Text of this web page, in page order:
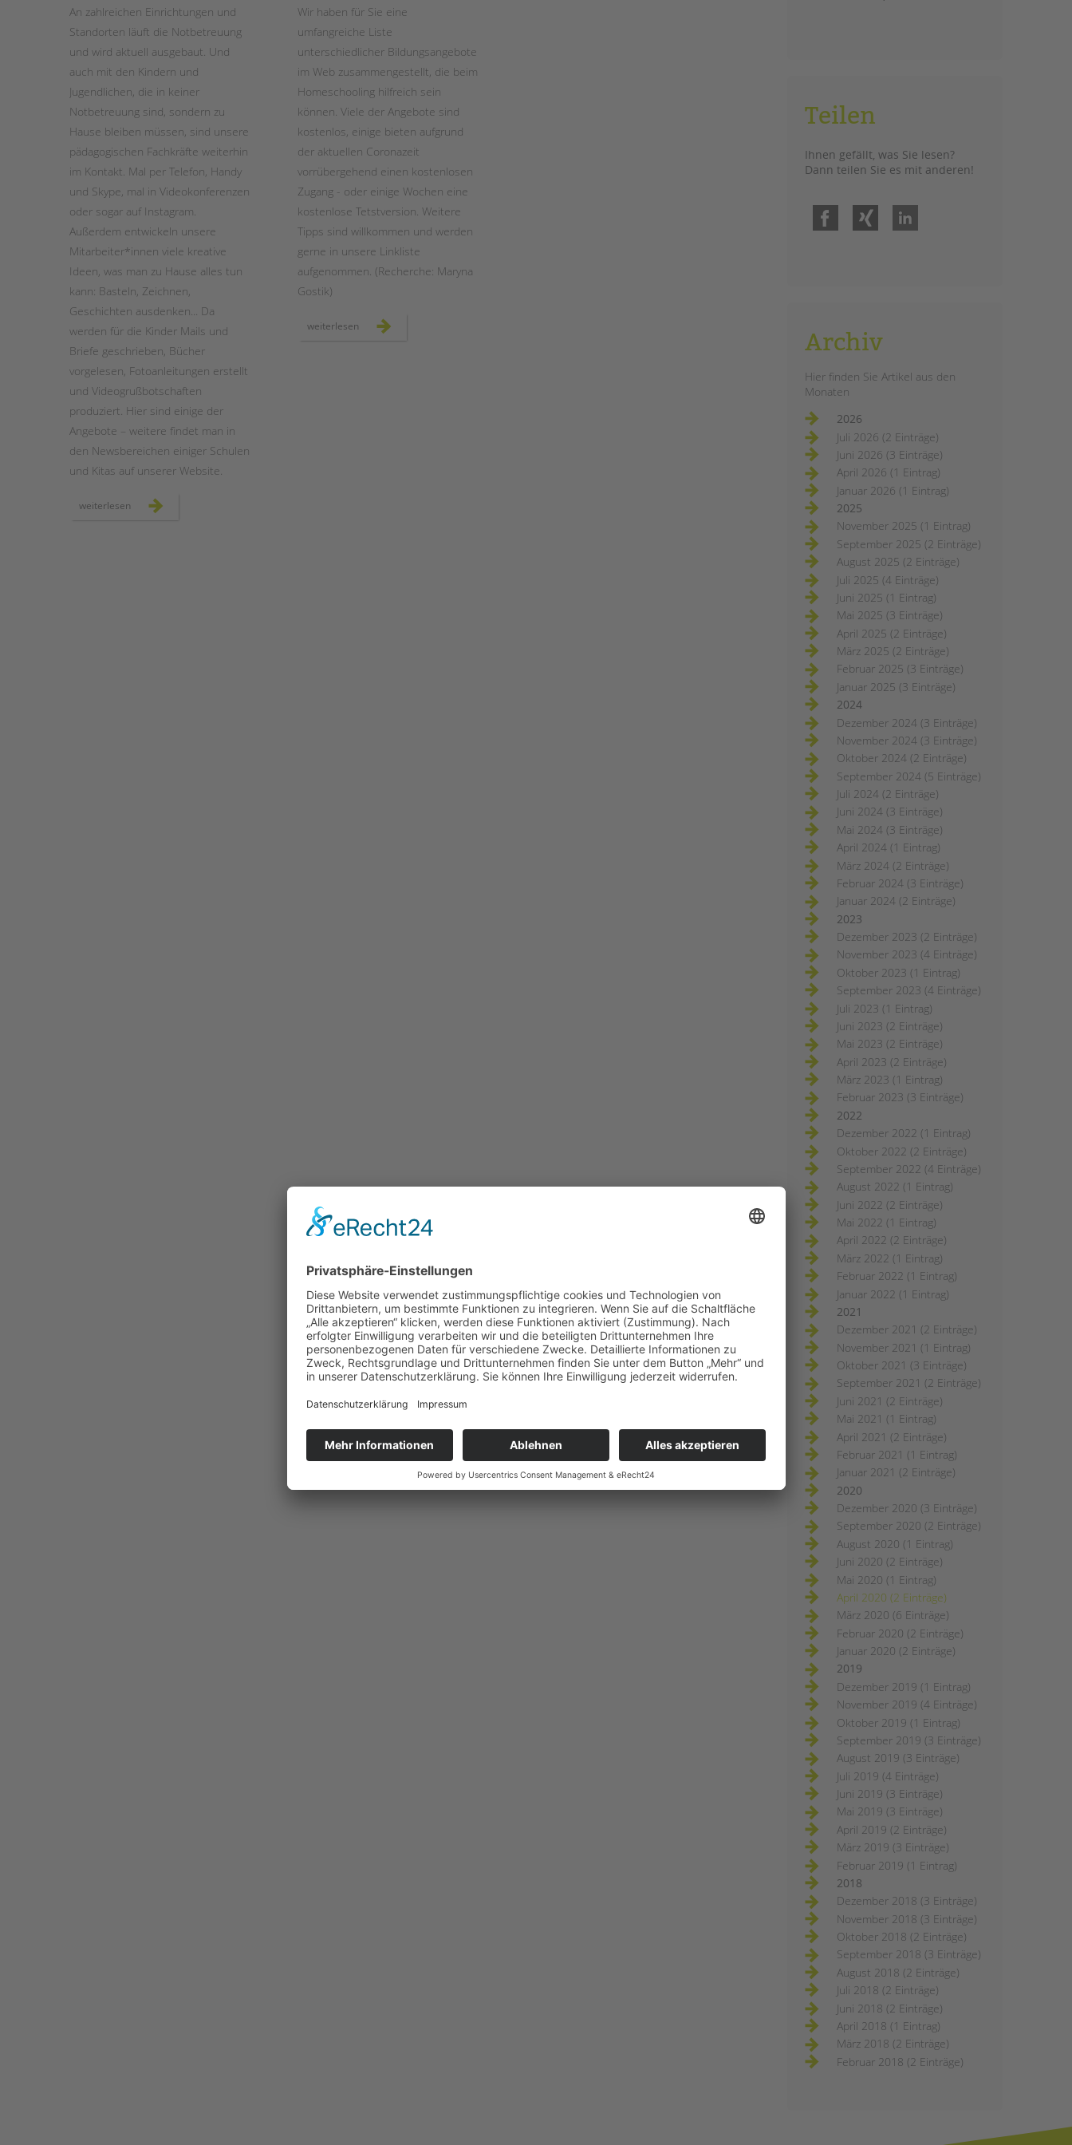
STADTTEILARBEIT
An zahlreichen Einrichtungen und
Standorten läuft die Notbetreuung
und wird aktuell ausgebaut. Und
auch mit den Kindern und
Jugendlichen, die in keiner
Notbetreuung sind, sondern zu
Hause bleiben müssen, sind unsere
pädagogischen Fachkräfte weiterhin
im Kontakt. Mal per Telefon, Handy
und Skype, mal in Videokonferenzen
oder sogar auf Instagram.
Außerdem entwickeln unsere
Mitarbeiter*innen viele kreative
Ideen, was man zu Hause alles tun
kann: Basteln, Zeichnen,
Geschichten ausdenken... Da
werden für die Kinder Mails und
Briefe geschrieben, Bücher
vorgelesen, Fotoanleitungen erstellt
und Videogrußbotschaften
produziert. Hier sind einige der
Angebote – weitere findet man in
den Newsbereichen einiger Schulen
und Kitas auf unserer Website.
weiterlesen
bleiben
Wir haben für Sie eine
umfangreiche Liste
unterschiedlicher Bildungsangebote
im Web zusammengestellt, die beim
Homeschooling hilfreich sein
können. Viele der Angebote sind
kostenlos, einige bieten aufgrund
der aktuellen Coronazeit
vorrübergehend einen kostenlosen
Zugang - oder einige Wochen eine
kostenlose Tetstversion. Weitere
Tipps sind willkommen und werden
gerne in unsere Linkliste
aufgenommen. (Recherche: Maryna
Gostik)
weiterlesen homeschooling?
linktipps
Teilen
Ihnen gefällt, was Sie lesen?
Dann teilen Sie es mit anderen!
Facebook
Archiv
Hier finden Sie Artikel aus den
Monaten
2026
Juli 2026 (2 Einträge)
Juni 2026 (3 Einträge)
April 2026 (1 Eintrag)
Januar 2026 (1 Eintrag)
2025
November 2025 (1 Eintrag)
September 2025 (2 Einträge)
August 2025 (2 Einträge)
Juli 2025 (4 Einträge)
Juni 2025 (1 Eintrag)
Mai 2025 (3 Einträge)
April 2025 (2 Einträge)
März 2025 (2 Einträge)
Februar 2025 (3 Einträge)
Januar 2025 (3 Einträge)
2024
Dezember 2024 (3 Einträge)
November 2024 (3 Einträge)
Oktober 2024 (2 Einträge)
September 2024 (5 Einträge)
Juli 2024 (2 Einträge)
Juni 2024 (3 Einträge)
Mai 2024 (3 Einträge)
April 2024 (1 Eintrag)
März 2024 (2 Einträge)
Februar 2024 (3 Einträge)
Januar 2024 (2 Einträge)
2023
Dezember 2023 (2 Einträge)
November 2023 (4 Einträge)
Oktober 2023 (1 Eintrag)
September 2023 (4 Einträge)
Juli 2023 (1 Eintrag)
Juni 2023 (2 Einträge)
Mai 2023 (2 Einträge)
April 2023 (2 Einträge)
März 2023 (1 Eintrag)
Februar 2023 (3 Einträge)
2022
Dezember 2022 (1 Eintrag)
Oktober 2022 (2 Einträge)
September 2022 (4 Einträge)
August 2022 (1 Eintrag)
Juni 2022 (2 Einträge)
Mai 2022 (1 Eintrag)
April 2022 (2 Einträge)
März 2022 (1 Eintrag)
Februar 2022 (1 Eintrag)
Januar 2022 (1 Eintrag)
2021
Dezember 2021 (2 Einträge)
November 2021 (1 Eintrag)
Oktober 2021 (3 Einträge)
September 2021 (2 Einträge)
Juni 2021 (2 Einträge)
Mai 2021 (1 Eintrag)
April 2021 (2 Einträge)
Februar 2021 (1 Eintrag)
Januar 2021 (2 Einträge)
2020
Dezember 2020 (3 Einträge)
September 2020 (2 Einträge)
August 2020 (1 Eintrag)
Juni 2020 (2 Einträge)
Mai 2020 (1 Eintrag)
April 2020 (2 Einträge)
März 2020 (6 Einträge)
Februar 2020 (2 Einträge)
Januar 2020 (2 Einträge)
2019
Dezember 2019 (1 Eintrag)
November 2019 (4 Einträge)
Oktober 2019 (1 Eintrag)
September 2019 (3 Einträge)
August 2019 (3 Einträge)
Juli 2019 (4 Einträge)
Juni 2019 (3 Einträge)
Mai 2019 (3 Einträge)
April 2019 (2 Einträge)
März 2019 (3 Einträge)
Februar 2019 (1 Eintrag)
2018
Dezember 2018 (3 Einträge)
November 2018 (3 Einträge)
Oktober 2018 (2 Einträge)
September 2018 (3 Einträge)
August 2018 (2 Einträge)
Juli 2018 (2 Einträge)
Juni 2018 (2 Einträge)
April 2018 (1 Eintrag)
März 2018 (2 Einträge)
Februar 2018 (2 Einträge)